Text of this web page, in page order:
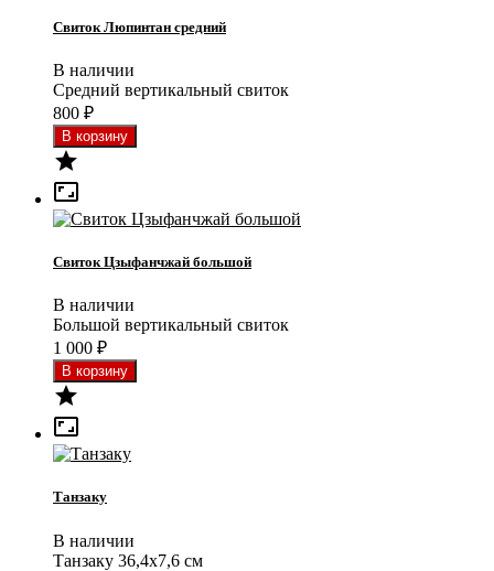
Свиток Люпинтан средний
В наличии
Средний вертикальный свиток
800 ₽


Свиток Цзыфанчжай большой
В наличии
Большой вертикальный свиток
1 000 ₽


Танзаку
В наличии
Танзаку 36,4x7,6 см